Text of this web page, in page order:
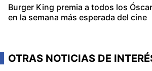
Burger King premia a todos los Óscar
en la semana más esperada del cine
OTRAS NOTICIAS DE